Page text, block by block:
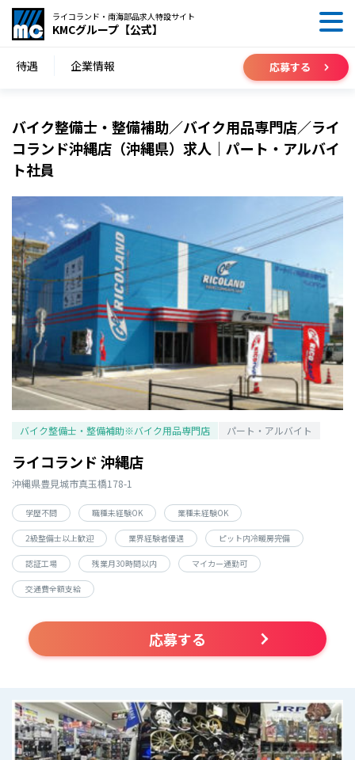
ライコランド・南海部品求人特設サイト
KMCグループ【公式】
待遇 企業情報 応募する
バイク整備士・整備補助／バイク用品専門店／ライ
コランド沖縄店（沖縄県）求人｜パート・アルバイ
ト社員
バイク整備士・整備補助※バイク用品専門店 パート・アルバイト
ライコランド 沖縄店
沖縄県豊見城市真玉橋178-1
学歴不問 職種未経験OK 業種未経験OK
2級整備士以上歓迎 業界経験者優遇 ピット内冷暖房完備
認証工場 残業月30時間以内 マイカー通勤可
交通費全額支給
応募する